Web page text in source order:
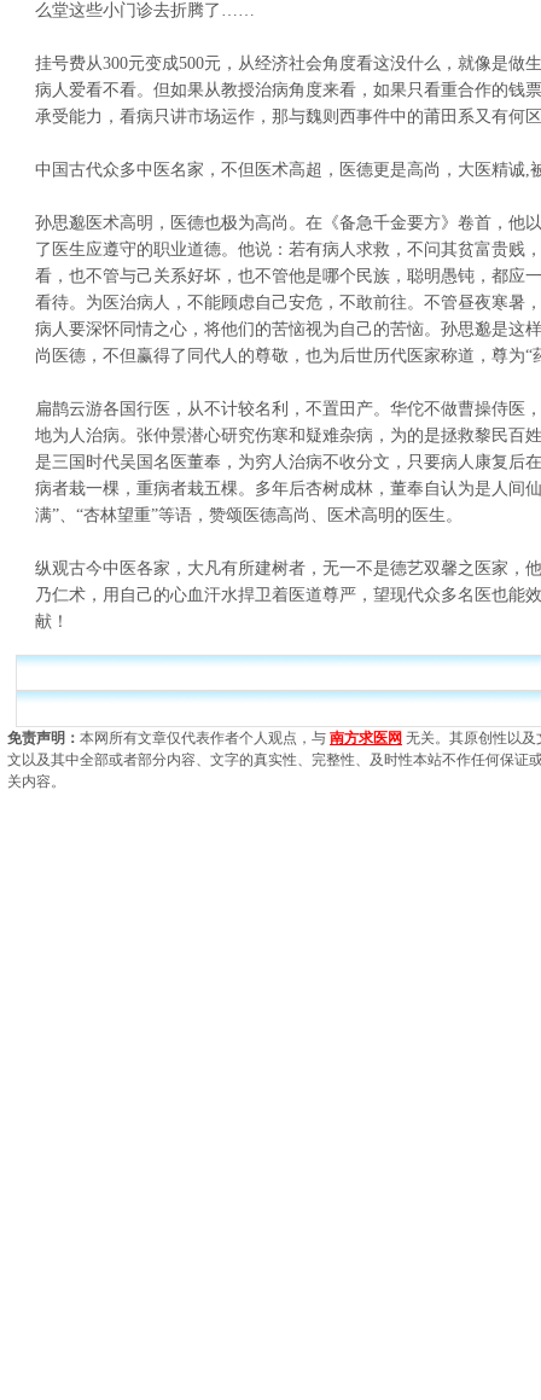
么堂这些小门诊去折腾了……
挂号费从300元变成500元，从经济社会角度看这没什么，就像是做
病人爱看不看。但如果从教授治病角度来看，如果只看重合作的钱
承受能力，看病只讲市场运作，那与魏则西事件中的莆田系又有何
中国古代众多中医名家，不但医术高超，医德更是高尚，大医精诚,
孙思邈医术高明，医德也极为高尚。在《备急千金要方》卷首，他
了医生应遵守的职业道德。他说：若有病人求救，不问其贫富贵贱
看，也不管与己关系好坏，也不管他是哪个民族，聪明愚钝，都应
看待。为医治病人，不能顾虑自己安危，不敢前往。不管昼夜寒暑
病人要深怀同情之心，将他们的苦恼视为自己的苦恼。孙思邈是这
尚医德，不但赢得了同代人的尊敬，也为后世历代医家称道，尊为“
扁鹊云游各国行医，从不计较名利，不置田产。华佗不做曹操侍医
地为人治病。张仲景潜心研究伤寒和疑难杂病，为的是拯救黎民百
是三国时代吴国名医董奉，为穷人治病不收分文，只要病人康复后
病者栽一棵，重病者栽五棵。多年后杏树成林，董奉自认为是人间
满”、“杏林望重”等语，赞颂医德高尚、医术高明的医生。
纵观古今中医各家，大凡有所建树者，无一不是德艺双馨之医家，
乃仁术，用自己的心血汗水捍卫着医道尊严，望现代众多名医也能
献！
免责声明： 本网所有文章仅代表作者个人观点，与 南方求医网 无关。其原创性以
文以及其中全部或者部分内容、文字的真实性、完整性、及时性本站不作任何保证
关内容。